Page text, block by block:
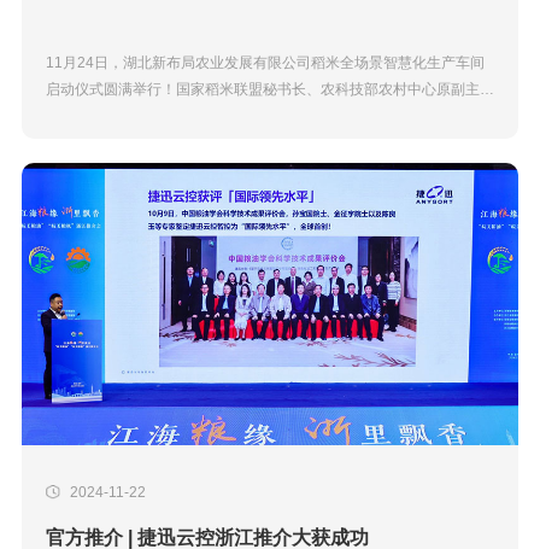
11月24日，湖北新布局农业发展有限公司稻米全场景智慧化生产车间
启动仪式圆满举行！国家稻米联盟秘书长、农科技部农村中心原副主任
2024-11-22
官方推介 | 捷迅云控浙江推介大获成功